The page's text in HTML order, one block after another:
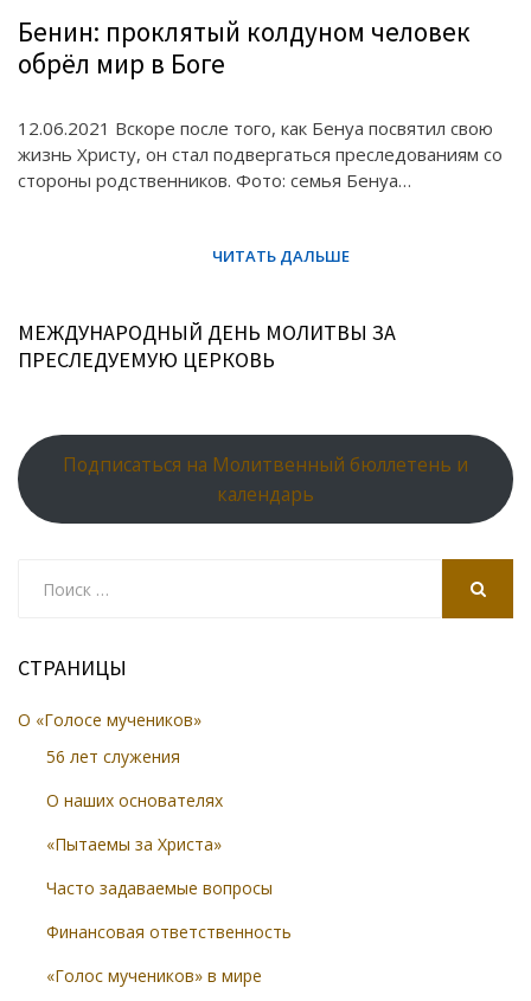
Бенин: проклятый колдуном человек
обрёл мир в Боге
12.06.2021 Вскоре после того, как Бенуа посвятил свою
жизнь Христу, он стал подвергаться преследованиям со
стороны родственников. Фото: семья Бенуа…
МЕЖДУНАРОДНЫЙ ДЕНЬ МОЛИТВЫ ЗА
ПРЕСЛЕДУЕМУЮ ЦЕРКОВЬ
Подписаться на Молитвенный бюллетень и
календарь
СТРАНИЦЫ
О «Голосе мучеников»
56 лет служения
О наших основателях
«Пытаемы за Христа»
Часто задаваемые вопросы
Финансовая ответственность
«Голос мучеников» в мире